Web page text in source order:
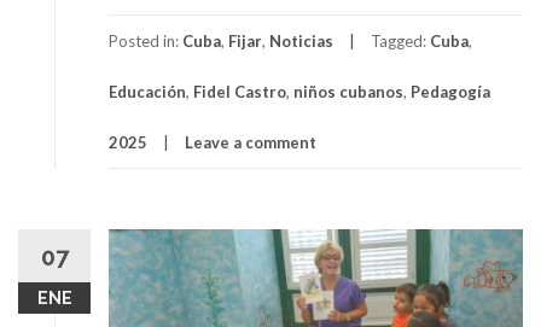
Posted in: Cuba, Fijar, Noticias Tagged: Cuba,
Educación, Fidel Castro, niños cubanos, Pedagogía
2025 Leave a comment
07
ENE